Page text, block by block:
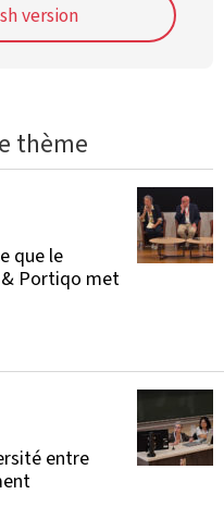
version
thème
que le
& Portiqo met
entre